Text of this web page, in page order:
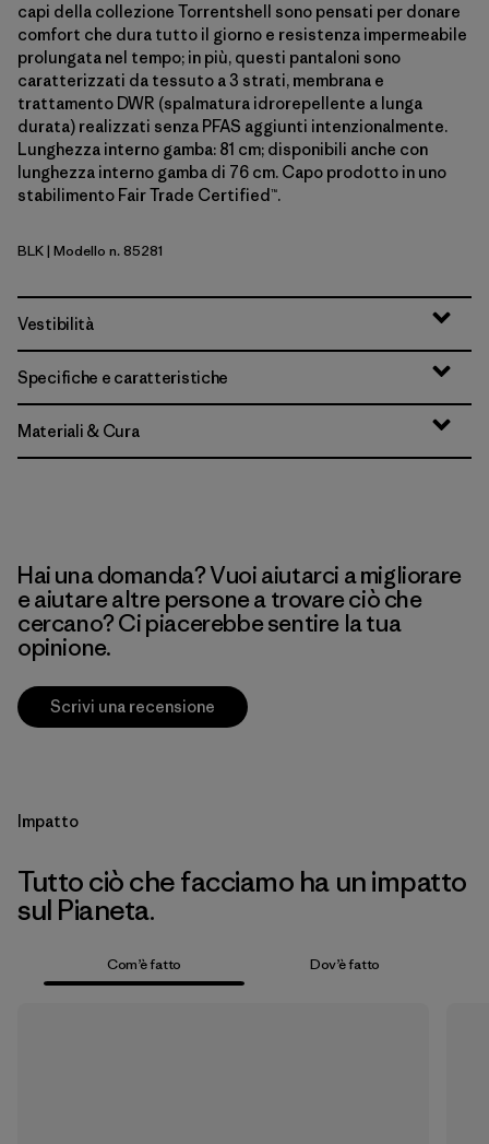
capi della collezione Torrentshell sono pensati per donare
comfort che dura tutto il giorno e resistenza impermeabile
prolungata nel tempo; in più, questi pantaloni sono
caratterizzati da tessuto a 3 strati, membrana e
trattamento DWR (spalmatura idrorepellente a lunga
durata) realizzati senza PFAS aggiunti intenzionalmente.
Lunghezza interno gamba: 81 cm; disponibili anche con
lunghezza interno gamba di 76 cm. Capo prodotto in uno
stabilimento Fair Trade Certified™.
Black
BLK| Modello n. 85281
Vestibilità
Specifiche e caratteristiche
Materiali & Cura
Hai una domanda? Vuoi aiutarci a migliorare
e aiutare altre persone a trovare ciò che
cercano? Ci piacerebbe sentire la tua
opinione.
Scrivi una recensione
Impatto
Tutto ciò che facciamo ha un impatto
sul Pianeta.
Com’è fatto Dov’è fatto